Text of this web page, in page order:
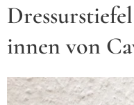
innen von